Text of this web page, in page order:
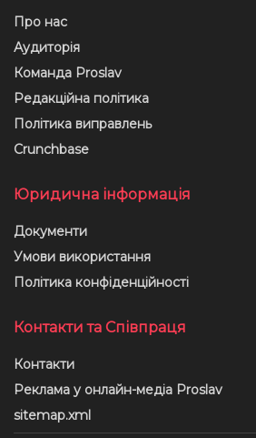
Про нас
Аудиторія
Команда Proslav
Редакційна політика
Політика виправлень
Crunchbase
Юридична інформація
Документи
Умови використання
Політика конфіденційності
Контакти та Співпраця
Контакти
Реклама у онлайн-медіа Proslav
sitemap.xml